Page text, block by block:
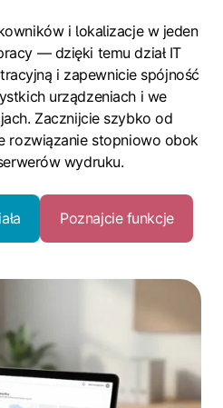
i lokalizacje w jeden
— dzięki temu dział IT
i zapewnicie spójność
urządzeniach i we
Zacznijcie szybko od
rozwiązanie stopniowo obok
wydruku.
Poznajcie funkcje